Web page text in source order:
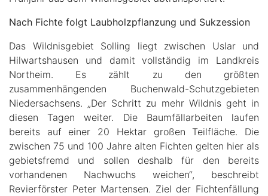
Nach Fichte folgt Laubholzpflanzung und Sukzession
Das Wildnisgebiet Solling liegt zwischen Uslar und
Hilwartshausen und damit vollständig im Landkreis
Northeim. Es zählt zu den größten
zusammenhängenden Buchenwald-Schutzgebieten
Niedersachsens. „Der Schritt zu mehr Wildnis geht in
diesen Tagen weiter. Die Baumfällarbeiten laufen
bereits auf einer 20 Hektar großen Teilfläche. Die
zwischen 75 und 100 Jahre alten Fichten gelten hier als
gebietsfremd und sollen deshalb für den bereits
vorhandenen Nachwuchs weichen“, beschreibt
Revierförster Peter Martensen. Ziel der Fichtenfällung